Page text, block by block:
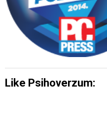
Like Psihoverzum: